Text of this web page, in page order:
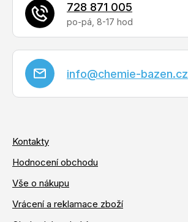
info@chemie-bazen.cz
728 871 005
Kontakty
Hodnocení obchodu
Vše o nákupu
Vrácení a reklamace zboží